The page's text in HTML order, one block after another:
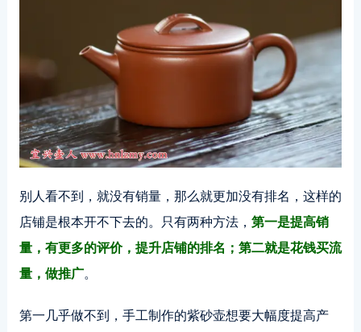
别人看不到，就没有销量，那么就更加没有排名，这样的
店铺是根本开不下去的。只有两种方法， 第一是提高销
量，有更多的评价，提升店铺的排名；第二就是花钱买流
量，做推广。
第一几乎做不到，手工制作的紫砂壶想要大幅度提高产